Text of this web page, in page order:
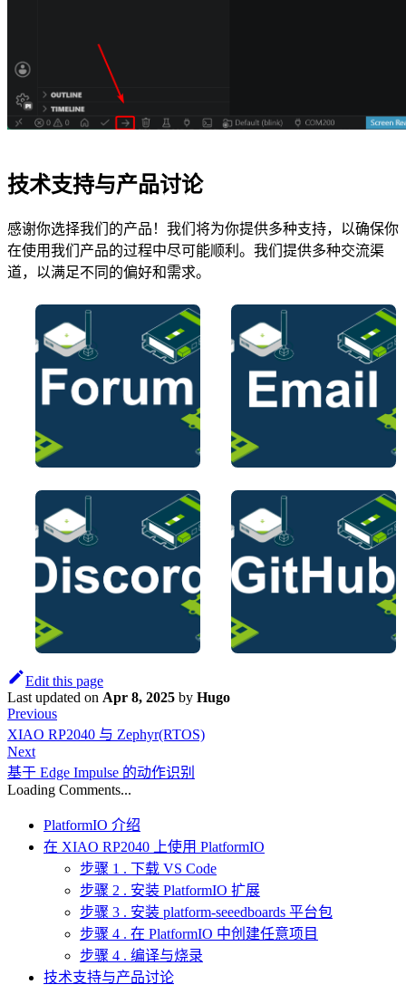
技术支持与产品讨论
感谢你选择我们的产品！我们将为你提供多种支持，以确保你
在使用我们产品的过程中尽可能顺利。我们提供多种交流渠
道，以满足不同的偏好和需求。
Edit this page
Last updated on Apr 8, 2025 by Hugo
Previous
XIAO RP2040 与 Zephyr(RTOS)
Next
基于 Edge Impulse 的动作识别
Loading Comments...
PlatformIO 介绍
在 XIAO RP2040 上使用 PlatformIO
步骤 1 . 下载 VS Code
步骤 2 . 安装 PlatformIO 扩展
步骤 3 . 安装 platform-seeedboards 平台包
步骤 4 . 在 PlatformIO 中创建任意项目
步骤 4 . 编译与烧录
技术支持与产品讨论